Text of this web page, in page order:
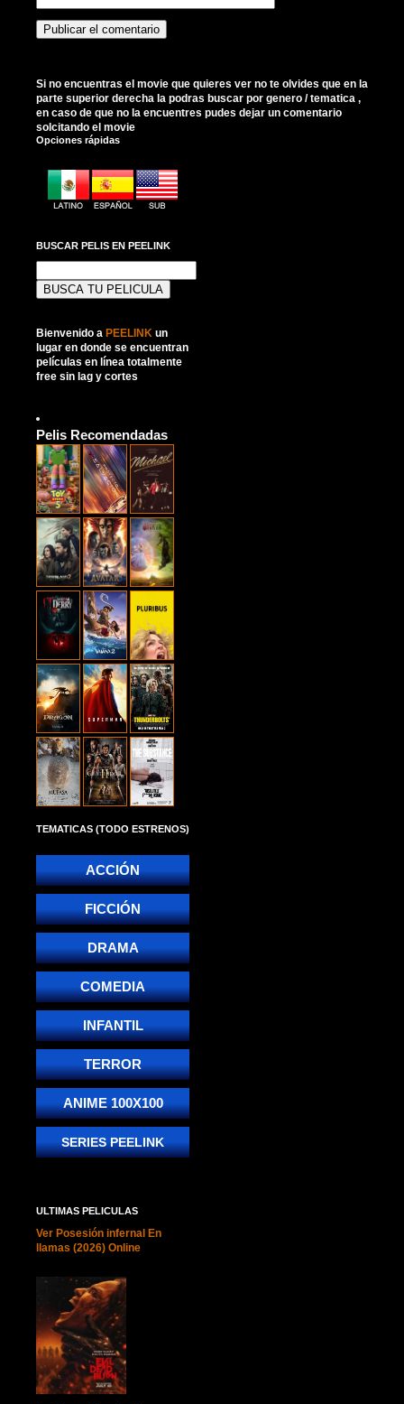
Si no encuentras el movie que quieres ver no te olvides que en la
parte superior derecha la podras buscar por genero / tematica ,
en caso de que no la encuentres pudes dejar un comentario
solcitando el movie
Opciones rápidas
BUSCAR PELIS EN PEELINK
Bienvenido a PEELINK un
lugar en donde se encuentran
películas en línea totalmente
free sin lag y cortes
Pelis Recomendadas
TEMATICAS (TODO ESTRENOS)
ACCIÓN
FICCIÓN
DRAMA
COMEDIA
INFANTIL
TERROR
ANIME 100X100
SERIES PEELINK
ULTIMAS PELICULAS
Ver Posesión infernal En
llamas (2026) Online